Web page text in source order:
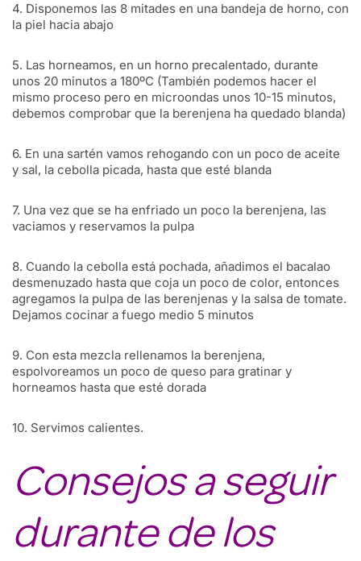
4. Disponemos las 8 mitades en una bandeja de horno, con
la piel hacia abajo
5. Las horneamos, en un horno precalentado, durante
unos 20 minutos a 180ºC (También podemos hacer el
mismo proceso pero en microondas unos 10-15 minutos,
debemos comprobar que la berenjena ha quedado blanda)
6. En una sartén vamos rehogando con un poco de aceite
y sal, la cebolla picada, hasta que esté blanda
7. Una vez que se ha enfriado un poco la berenjena, las
vaciamos y reservamos la pulpa
8. Cuando la cebolla está pochada, añadimos el bacalao
desmenuzado hasta que coja un poco de color, entonces
agregamos la pulpa de las berenjenas y la salsa de tomate.
Dejamos cocinar a fuego medio 5 minutos
9. Con esta mezcla rellenamos la berenjena,
espolvoreamos un poco de queso para gratinar y
horneamos hasta que esté dorada
10. Servimos calientes.
Consejos a seguir
durante de los